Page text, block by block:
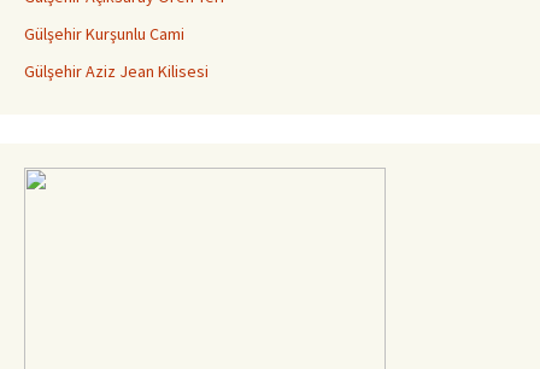
Gülşehir Kurşunlu Cami
Gülşehir Aziz Jean Kilisesi